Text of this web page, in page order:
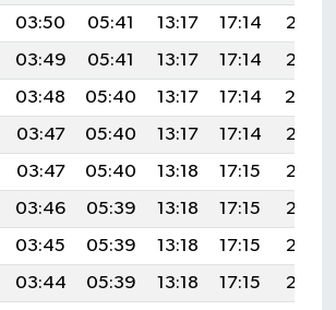
03:50 05:41 13:17 17:14
20:43
03:49 05:41 13:17 17:14
20:43
03:48 05:40 13:17 17:14
20:44
03:47 05:40 13:17 17:14
20:45
03:47 05:40 13:18 17:15
20:45
03:46 05:39 13:18 17:15
20:46
03:45 05:39 13:18 17:15
20:47
03:44 05:39 13:18 17:15
20:47